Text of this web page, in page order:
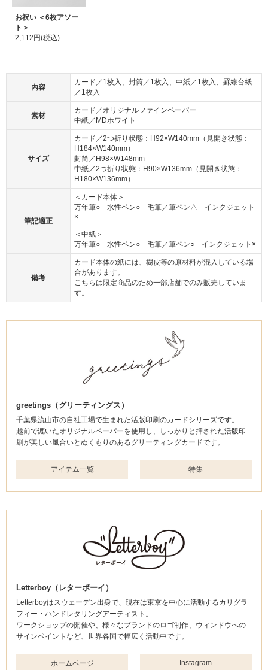
お祝い ＜6枚アソー
ト＞
2,112円(税込)
内容
カード／1枚入、封筒／1枚入、中紙／1枚入、罫線台紙
／1枚入
素材
カード／オリジナルファインペーパー
中紙／MDホワイト
サイズ
カード／2つ折り状態：H92×W140mm（見開き状態：
H184×W140mm）
封筒／H98×W148mm
中紙／2つ折り状態：H90×W136mm（見開き状態：
H180×W136mm）
筆記適正
＜カード本体＞
万年筆○ 水性ペン○ 毛筆／筆ペン△ インクジェット
×
＜中紙＞
万年筆○ 水性ペン○ 毛筆／筆ペン○ インクジェット×
備考
カード本体の紙には、樹皮等の原材料が混入している場
合があります。
こちらは限定商品のため一部店舗でのみ販売していま
す。
greetings（グリーティングス）
千葉県流山市の自社工場で生まれた活版印刷のカードシリーズです。
越前で漉いたオリジナルペーパーを使用し、しっかりと押された活版印
刷が美しい風合いとぬくもりのあるグリーティングカードです。
アイテム一覧 特集
Letterboy（レターボーイ）
Letterboyはスウェーデン出身で、現在は東京を中心に活動するカリグラ
フィー・ハンドレタリングアーティスト。
ワークショップの開催や、様々なブランドのロゴ制作、ウィンドウへの
サインペイントなど、世界各国で幅広く活動中です。
ホームページ Instagram